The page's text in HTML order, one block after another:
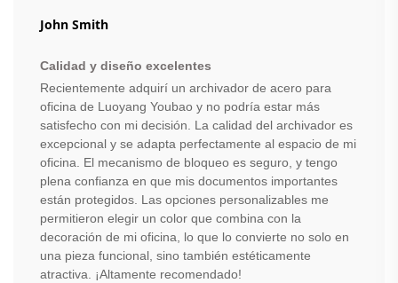
John Smith
Calidad y diseño excelentes
Recientemente adquirí un archivador de acero para
oficina de Luoyang Youbao y no podría estar más
satisfecho con mi decisión. La calidad del archivador es
excepcional y se adapta perfectamente al espacio de mi
oficina. El mecanismo de bloqueo es seguro, y tengo
plena confianza en que mis documentos importantes
están protegidos. Las opciones personalizables me
permitieron elegir un color que combina con la
decoración de mi oficina, lo que lo convierte no solo en
una pieza funcional, sino también estéticamente
atractiva. ¡Altamente recomendado!